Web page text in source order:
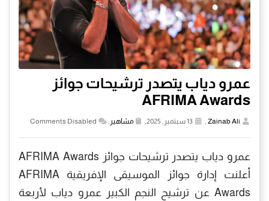
عمرو دياب يتصدر ترشيحات جوائز
AFRIMA Awards
Zainab Ali مشاهير Comments Disabled
عمرو دياب يتصدر ترشيحات جوائز AFRIMA Awards
أعلنت إدارة جوائز الموسيقى الإفريقية AFRIMA
Awards عن ترشيح النجم الكبير عمرو دياب لأربعة